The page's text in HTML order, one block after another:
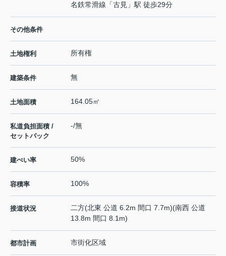
名鉄常滑線 「古見 」駅 徒歩29分
その他条件
土地権利 所有権
建築条件 無
土地面積 164.05㎡
私道負担面積 /
セットバック
-/無
建ぺい率 50%
容積率 100%
接道状況
二方(北東 公道 6.2m 間口 7.7m)(南西 公道
13.8m 間口 8.1m)
都市計画 市街化区域